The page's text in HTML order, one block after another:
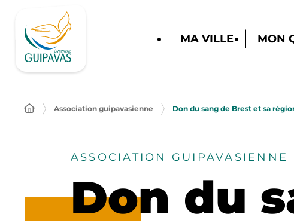
MA VILLE MON
Association guipavasienne Don du sang de Brest et sa
ASSOCIATION GUIPAVASIENNE
Don du